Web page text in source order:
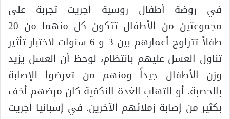
في روضة أطفال روسية أجريت تجربة على
مجموعتين من الأطفال تتكون كل منهما من 20
طفلاً تتراوح أعمارهم بين 3 و 6 سنوات لاختبار تأثير
تناول العسل عليهم بانتظام، لوحظ أن العسل يزيد
وزن الأطفال جيداً ومنهم من تعرضوا للإصابة
بالحصبة. أو التهاب الغدة النكفية كان مرضهم أخف
بكثير من إصابة زملائهم الآخرين. في إسبانيا أجريت